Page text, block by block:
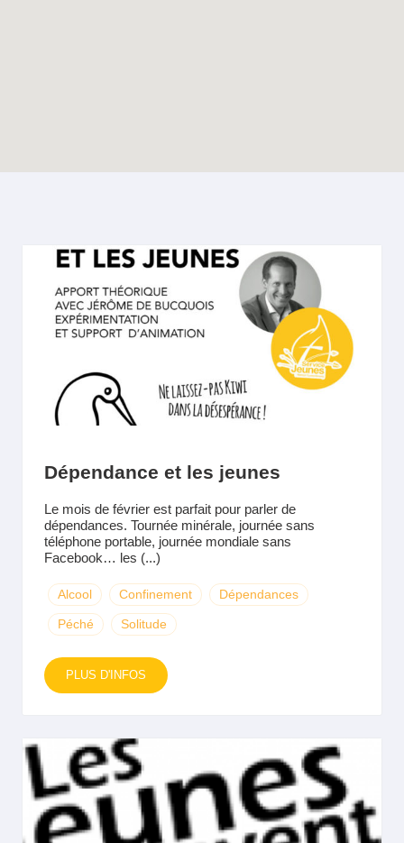
Dépendance et les jeunes
Le mois de février est parfait pour parler de
dépendances. Tournée minérale, journée sans
téléphone portable, journée mondiale sans
Facebook… les (...)
Alcool Confinement Dépendances
Péché Solitude
PLUS D'INFOS